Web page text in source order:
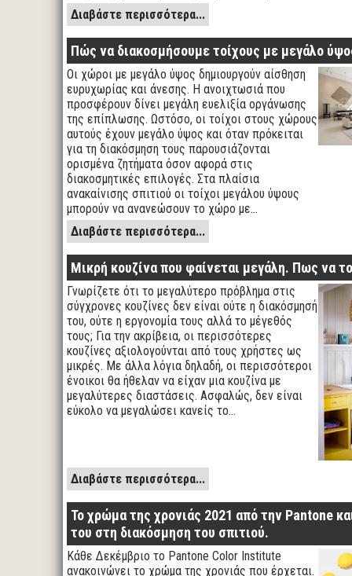
Διαβάστε περισσότερα...
Πώς να διακοσμήσουμε τοίχους με μεγάλο
Οι χώροι με μεγάλο ύψος δημιουργούν αίσθηση
ευρυχωρίας και άνεσης. Η ανοιχτωσιά που
προσφέρουν δίνει μεγάλη ευελιξία οργάνωσης
της επίπλωσης. Ωστόσο, οι τοίχοι στους χώρους
αυτούς έχουν μεγάλο ύψος και όταν πρόκειται
για τη διακόσμηση τους παρουσιάζονται
ορισμένα ζητήματα όσον αφορά στις
διακοσμητικές επιλογές. Στα πλαίσια
ανακαίνισης σπιτιού οι τοίχοι μεγάλου ύψους
μπορούν να ανανεώσουν το χώρο με…
Διαβάστε περισσότερα...
Μικρή κουζίνα που φαίνεται μεγάλη. Πως να
Γνωρίζετε ότι το μεγαλύτερο πρόβλημα στις
σύγχρονες κουζίνες δεν είναι ούτε η διακόσμησή
του, ούτε η εργονομία τους αλλά το μέγεθός
τους; Για την ακρίβεια, οι περισσότερες
κουζίνες αξιολογούνται από τους χρήστες ως
μικρές. Με άλλα λόγια δηλαδή, οι περισσότεροι
ένοικοι θα ήθελαν να είχαν μια κουζίνα με
μεγαλύτερες διαστάσεις. Ασφαλώς, δεν είναι
εύκολο να μεγαλώσει κανείς το…
Διαβάστε περισσότερα...
Το χρώμα της χρονιάς 2021 από την Pantone
του στη διακόσμηση του σπιτιού.
Κάθε Δεκέμβριο το Pantone Color Institute
ανακοινώνει το χρώμα της χρονιάς που έρχεται.